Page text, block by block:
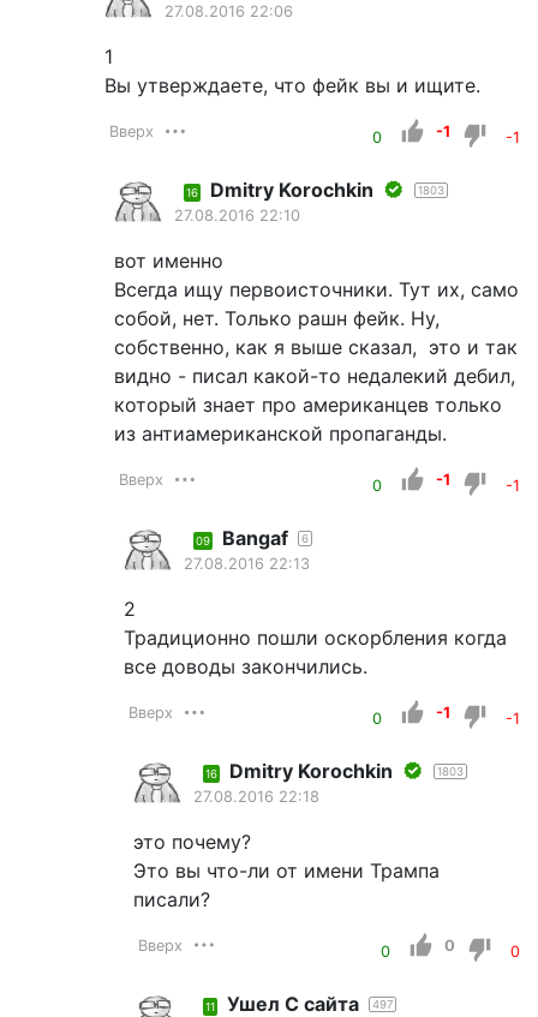
27.08.2016 22:06
1
Вы утверждаете, что фейк вы и ищите.
Вверх 0 -1 -1
16 Dmitry Korochkin 1803
27.08.2016 22:10
вот именно
Всегда ищу первоисточники. Тут их, само
собой, нет. Только рашн фейк. Ну,
собственно, как я выше сказал, это и так
видно - писал какой-то недалекий дебил,
который знает про американцев только
из антиамериканской пропаганды.
Вверх 0 -1 -1
09 Bangaf 6
27.08.2016 22:13
2
Традиционно пошли оскорбления когда
все доводы закончились.
Вверх 0 -1 -1
16 Dmitry Korochkin 1803
27.08.2016 22:18
это почему?
Это вы что-ли от имени Трампа
писали?
Вверх 0 0 0
11 Ушел С сайта 497